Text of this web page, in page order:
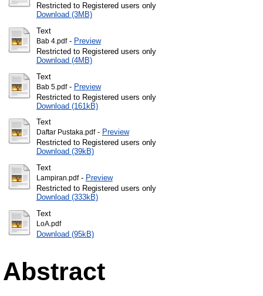
Restricted to Registered users only
Download (3MB)
Text
Bab 4.pdf- Preview
Restricted to Registered users only
Download (4MB)
Text
Bab 5.pdf- Preview
Restricted to Registered users only
Download (161kB)
Text
Daftar Pustaka.pdf- Preview
Restricted to Registered users only
Download (39kB)
Text
Lampiran.pdf- Preview
Restricted to Registered users only
Download (333kB)
Text
LoA.pdf
Download (95kB)
Abstract